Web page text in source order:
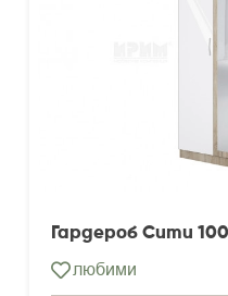
Гардероб Сити
любими